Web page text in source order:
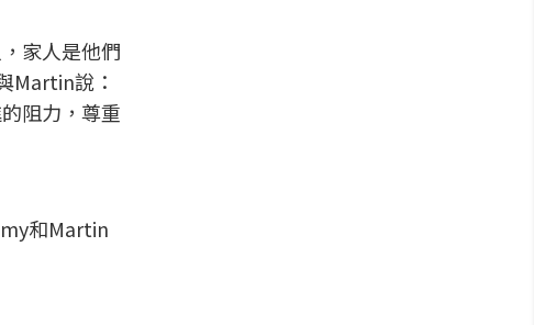
家人是他們
Martin說：
阻力，尊重
和Martin